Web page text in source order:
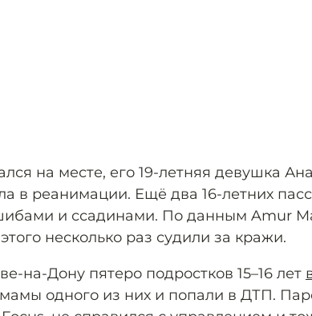
на месте, его 19-летняя девушка
в реанимации. Ещё два 16-летних
и ссадинами. По данным Amur
несколько раз судили за кражи.
на-Дону пятеро подростков 15–16 лет
одного из них и попали в ДТП.